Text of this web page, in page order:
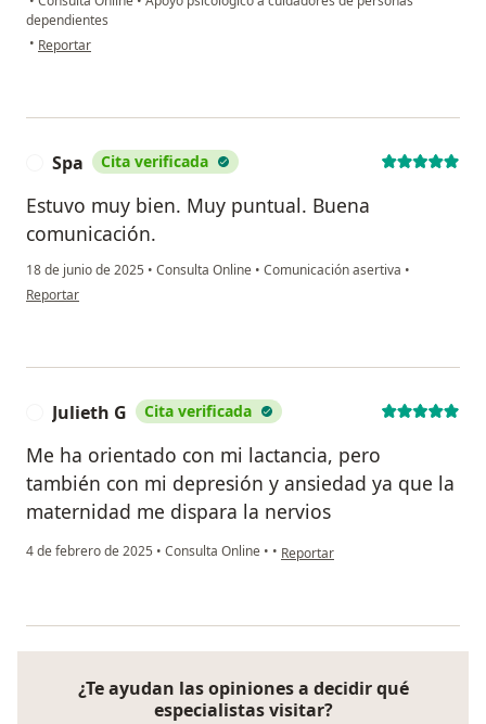
dependientes
• en opinión del usuario N
Reportar
Spa Cita verificada
Estuvo muy bien. Muy puntual. Buena
comunicación.
18 de junio de 2025 • Consulta Online • Comunicación asertiva •
en opinión del usuario Spa
Reportar
Julieth G Cita verificada
Me ha orientado con mi lactancia, pero
también con mi depresión y ansiedad ya que la
maternidad me dispara la nervios
4 de febrero de 2025 • Consulta Online • • en opinión del usuario Julieth G
Reportar
¿Te ayudan las opiniones a decidir qué
especialistas visitar?